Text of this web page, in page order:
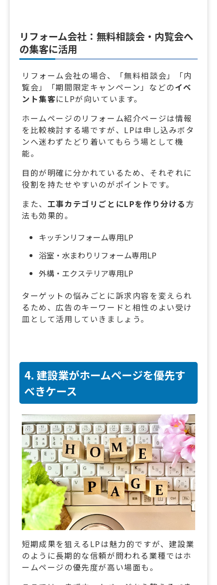
リフォーム会社：無料相談会・内覧会へ
の集客に活用
リフォーム会社の場合、「無料相談会」「内
覧会」「期間限定キャンペーン」などのイベ
ント集客にLPが向いています。
ホームページのリフォーム紹介ページは情報
を比較検討する場ですが、LPは申し込みボタ
ンへ迷わずたどり着いてもらう場として機
能。
目的が明確に分かれているため、それぞれに
役割を持たせやすいのがポイントです。
また、 工事カテゴリごとにLPを作り分ける 方
法も効果的。
キッチンリフォーム専用LP
浴室・水まわりリフォーム専用LP
外構・エクステリア専用LP
ターゲットの悩みごとに訴求内容を変えられ
るため、広告のキーワードと相性のよい受け
皿として活用していきましょう。
4. 建設業がホームページを優先す
べきケース
短期成果を狙えるLPは魅力的ですが、建設業
のように長期的な信頼が問われる業種ではホ
ームページの優先度が高い場面も。